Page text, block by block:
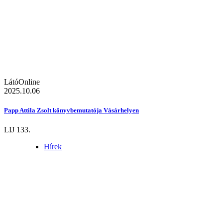
LátóOnline
2025.10.06
Papp Attila Zsolt könyvbemutatója Vásárhelyen
LIJ 133.
Hírek